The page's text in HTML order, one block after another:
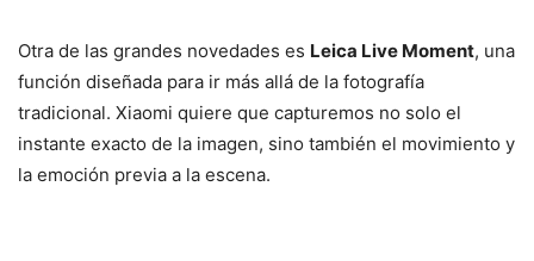
Otra de las grandes novedades es Leica Live Moment, una
función diseñada para ir más allá de la fotografía
tradicional. Xiaomi quiere que capturemos no solo el
instante exacto de la imagen, sino también el movimiento y
la emoción previa a la escena.